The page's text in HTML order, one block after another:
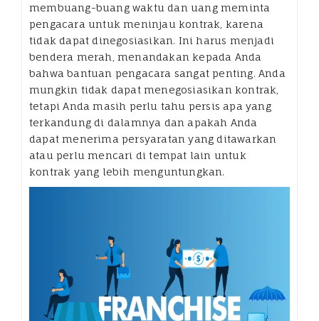
membuang-buang waktu dan uang meminta
pengacara untuk meninjau kontrak, karena
tidak dapat dinegosiasikan. Ini harus menjadi
bendera merah, menandakan kepada Anda
bahwa bantuan pengacara sangat penting. Anda
mungkin tidak dapat menegosiasikan kontrak,
tetapi Anda masih perlu tahu persis apa yang
terkandung di dalamnya dan apakah Anda
dapat menerima persyaratan yang ditawarkan
atau perlu mencari di tempat lain untuk
kontrak yang lebih menguntungkan.